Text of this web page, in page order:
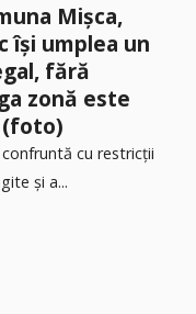
Mișca,
își umplea un
fără
zonă este
cu restricții
și a...